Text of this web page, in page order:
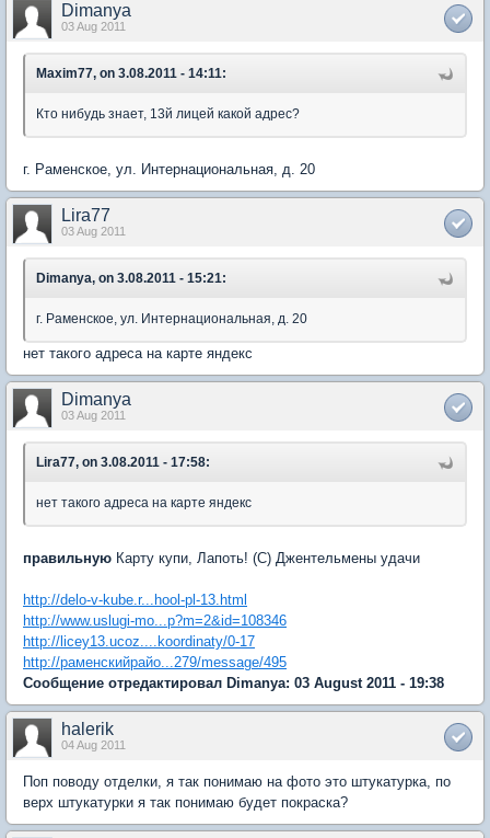
Dimanya
03 Aug 2011
Maxim77, on 3.08.2011 - 14:11:
Кто нибудь знает, 13й лицей какой адрес?
г. Раменское, ул. Интернациональная, д. 20
Lira77
03 Aug 2011
Dimanya, on 3.08.2011 - 15:21:
г. Раменское, ул. Интернациональная, д. 20
нет такого адреса на карте яндекс
Dimanya
03 Aug 2011
Lira77, on 3.08.2011 - 17:58:
нет такого адреса на карте яндекс
правильную Карту купи, Лапоть! (С) Джентельмены удачи
http://delo-v-kube.r...hool-pl-13.html
http://www.uslugi-mo...p?m=2&id=108346
http://licey13.ucoz....koordinaty/0-17
http://раменскийрайо...279/message/495
Сообщение отредактировал Dimanya: 03 August 2011 - 19:38
halerik
04 Aug 2011
Поп поводу отделки, я так понимаю на фото это штукатурка, по
верх штукатурки я так понимаю будет покраска?